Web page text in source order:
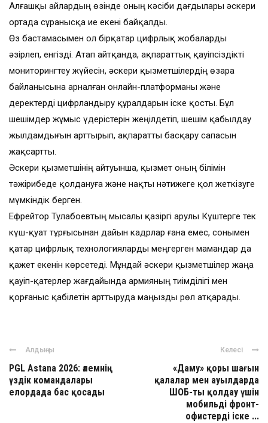
Алғашқы айлардың өзінде оның кәсіби дағдылары әскери
ортада сұранысқа ие екені байқалды.
Өз бастамасымен ол бірқатар цифрлық жобаларды
әзірлеп, енгізді. Атап айтқанда, ақпараттық қауіпсіздікті
мониторингтеу жүйесін, әскери қызметшілердің өзара
байланысына арналған онлайн-платформаны және
деректерді цифрландыру құралдарын іске қосты. Бұл
шешімдер жұмыс үдерістерін жеңілдетіп, шешім қабылдау
жылдамдығын арттырып, ақпаратты басқару сапасын
жақсартты.
Әскери қызметшінің айтуынша, қызмет оның білімін
тәжірибеде қолдануға және нақты нәтижеге қол жеткізуге
мүмкіндік берген.
Ефрейтор Тулабоевтың мысалы қазіргі Қарулы Күштерге тек
күш-қуат тұрғысынан дайын кадрлар ғана емес, сонымен
қатар цифрлық технологияларды меңгерген мамандар да
қажет екенін көрсетеді. Мұндай әскери қызметшілер жаңа
қауіп-қатерлер жағдайында армияның тиімділігі мен
қорғаныс қабілетін арттыруда маңызды рөл атқарады.
Алдыңғы
PGL Astana 2026: әлемнің
үздік командалары
елордада бас қосады
Келесі
«Даму» қоры шағын
қалалар мен ауылдарда
ШОБ-ты қолдау үшін
мобильді фронт-
офистерді іске ...